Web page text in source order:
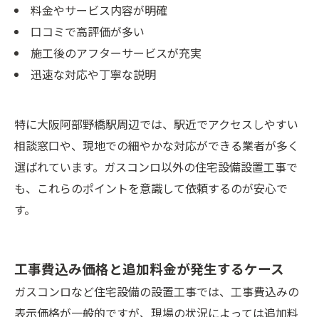
料金やサービス内容が明確
口コミで高評価が多い
施工後のアフターサービスが充実
迅速な対応や丁寧な説明
特に大阪阿部野橋駅周辺では、駅近でアクセスしやすい
相談窓口や、現地での細やかな対応ができる業者が多く
選ばれています。ガスコンロ以外の住宅設備設置工事で
も、これらのポイントを意識して依頼するのが安心で
す。
工事費込み価格と追加料金が発生するケース
ガスコンロなど住宅設備の設置工事では、工事費込みの
表示価格が一般的ですが、現場の状況によっては追加料